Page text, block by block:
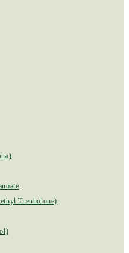
Trenbolone)